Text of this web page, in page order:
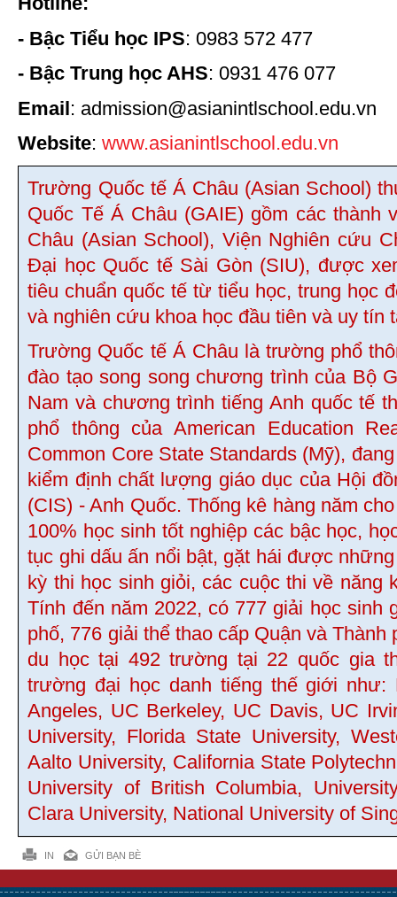
- Bậc Tiểu học IPS: 0983 572 477
- Bậc Trung học AHS: 0931 476 077
Email : admission@asianintlschool.edu.vn
Website: www.asianintlschool.edu.vn
Trường Quốc tế Á Châu (Asian School)
Quốc Tế Á Châu (GAIE) gồm các thành
Châu (Asian School), Viện Nghiên cứu
Đại học Quốc tế Sài Gòn (SIU), được
tiêu chuẩn quốc tế từ tiểu học, trung học
và nghiên cứu khoa học đầu tiên và uy tín
Trường Quốc tế Á Châu là trường phổ
đào tạo song song chương trình của Bộ
Nam và chương trình tiếng Anh quốc tế
phổ thông của American Education
Common Core State Standards (Mỹ),
kiểm định chất lượng giáo dục của Hội
(CIS) - Anh Quốc. Thống kê hàng năm
100% học sinh tốt nghiệp các bậc học,
tục ghi dấu ấn nổi bật, gặt hái được
kỳ thi học sinh giỏi, các cuộc thi về năng
Tính đến năm 2022, có 777 giải học sinh
phố, 776 giải thể thao cấp Quận và Thành
du học tại 492 trường tại 22 quốc gia
trường đại học danh tiếng thế giới như:
Angeles, UC Berkeley, UC Davis, UC
University, Florida State University,
Aalto University, California State
University of British Columbia,
Clara University, National University of
IN GỬI BẠN BÈ